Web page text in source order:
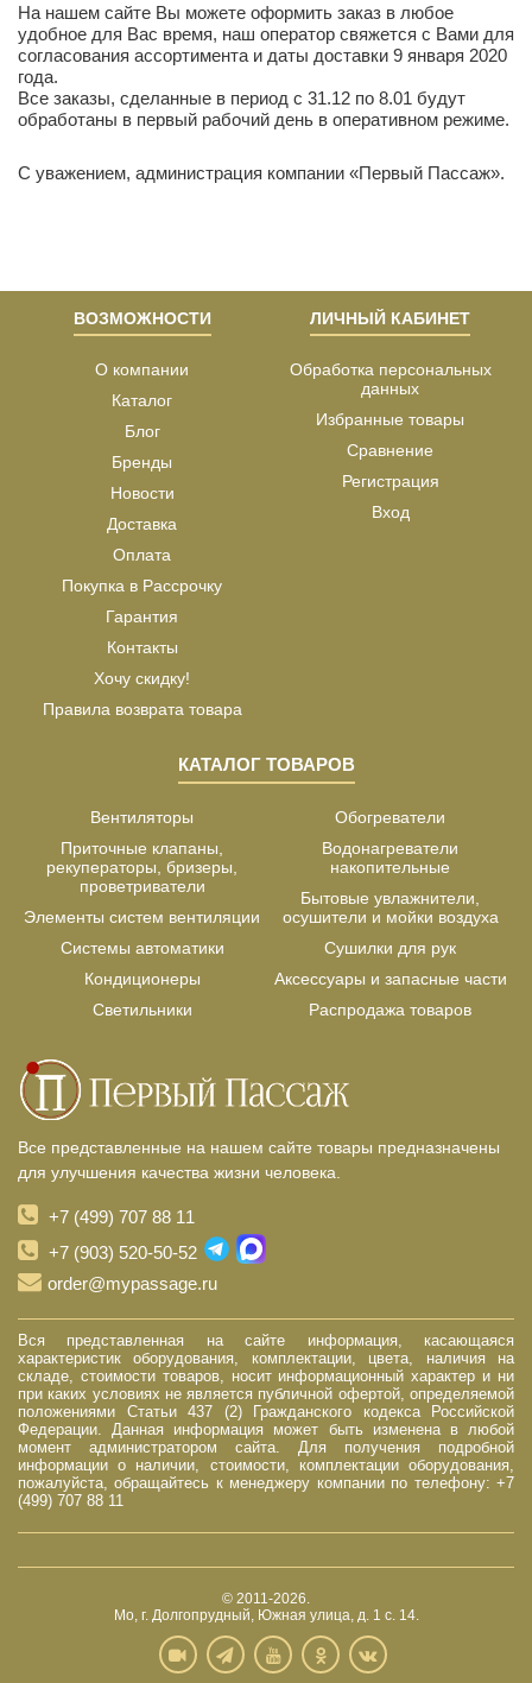
На нашем сайте Вы можете оформить заказ в любое
удобное для Вас время, наш оператор свяжется с Вами для
согласования ассортимента и даты доставки 9 января 2020
года.
Все заказы, сделанные в период с 31.12 по 8.01 будут
обработаны в первый рабочий день в оперативном режиме.
С уважением, администрация компании «Первый Пассаж».
ВОЗМОЖНОСТИ
О компании
Каталог
Блог
Бренды
Новости
Доставка
Оплата
Покупка в Рассрочку
Гарантия
Контакты
Хочу скидку!
Правила возврата товара
ЛИЧНЫЙ КАБИНЕТ
Обработка персональных
данных
Избранные товары
Сравнение
Регистрация
Вход
КАТАЛОГ ТОВАРОВ
Вентиляторы
Приточные клапаны,
рекуператоры, бризеры,
проветриватели
Элементы систем вентиляции
Системы автоматики
Кондиционеры
Светильники
Обогреватели
Водонагреватели
накопительные
Бытовые увлажнители,
осушители и мойки воздуха
Сушилки для рук
Аксессуары и запасные части
Распродажа товаров
Все представленные на нашем сайте товары предназначены
для улучшения качества жизни человека.
+7 (499) 707 88 11
+7 (903) 520-50-52
order@mypassage.ru
Вся представленная на сайте информация, касающаяся
характеристик оборудования, комплектации, цвета, наличия на
складе, стоимости товаров, носит информационный характер и ни
при каких условиях не является публичной офертой, определяемой
положениями Статьи 437 (2) Гражданского кодекса Российской
Федерации. Данная информация может быть изменена в любой
момент администратором сайта. Для получения подробной
информации о наличии, стоимости, комплектации оборудования,
пожалуйста, обращайтесь к менеджеру компании по телефону: +7
(499) 707 88 11
© 2011-2026.
Мо, г. Долгопрудный, Южная улица, д. 1 с. 14.